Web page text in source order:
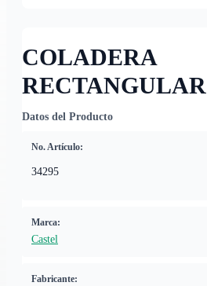
COLADERA
RECTANGULAR
Datos del Producto
No. Artículo:
34295
Marca:
Castel
Fabricante: